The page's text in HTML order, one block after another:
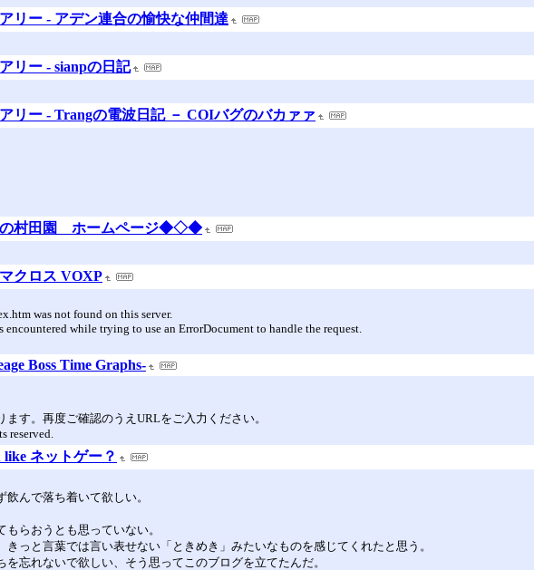
リー - アデン連合の愉快な仲間達
リー - sianpの日記
リー - Trangの電波日記 － COIバグのバカァァ
村田園 ホームページ◆◇◆
クロス VOXP
was not found on this server.
while trying to use an ErrorDocument to handle the request.
Boss Time Graphs-
す。再度ご確認のうえURLをご入力ください。
reserved.
like ネットゲー？
んで落ち着いて欲しい。
らおうとも思っていない。
っと言葉では言い表せない「ときめき」みたいなものを感じてくれたと思う。
忘れないで欲しい、そう思ってこのブログを立てたんだ。